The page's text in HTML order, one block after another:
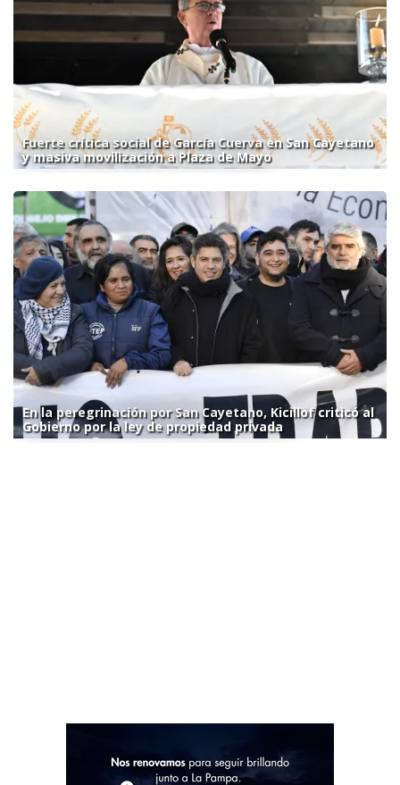
Fuerte crítica social de García Cuerva en San Cayetano
y masiva movilización a Plaza de Mayo
En la peregrinación por San Cayetano, Kicillof criticó al
Gobierno por la ley de propiedad privada